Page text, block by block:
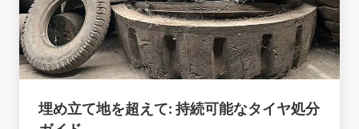
埋め立て地を超えて: 持続可能なタイヤ処分